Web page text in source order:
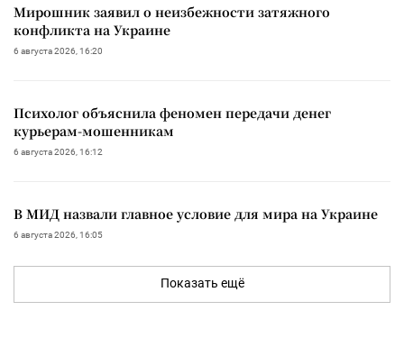
Мирошник заявил о неизбежности затяжного
конфликта на Украине
6 августа 2026, 16:20
Психолог объяснила феномен передачи денег
курьерам-мошенникам
6 августа 2026, 16:12
В МИД назвали главное условие для мира на Украине
6 августа 2026, 16:05
Показать ещё